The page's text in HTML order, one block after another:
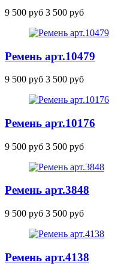
9 500 руб 3 500 руб
Ремень арт.10479
9 500 руб 3 500 руб
Ремень арт.10176
9 500 руб 3 500 руб
Ремень арт.3848
9 500 руб 3 500 руб
Ремень арт.4138